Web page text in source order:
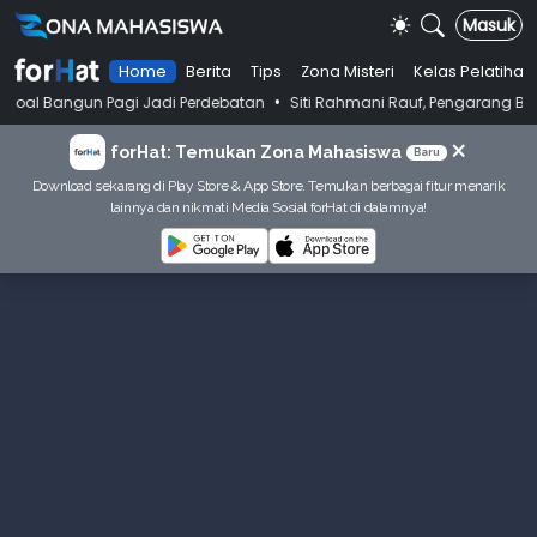
Masuk
Home Berita Tips Zona Misteri
Kelas Pelatihan
• Siti Rahmani Rauf, Pengarang Buku Bahasa Indonesia SD Tahun
forHat: Temukan Zona Mahasiswa Baru ×
Download sekarang di Play Store & App Store. Temukan berbagai fitur menarik
lainnya dan nikmati Media Sosial forHat di dalamnya!